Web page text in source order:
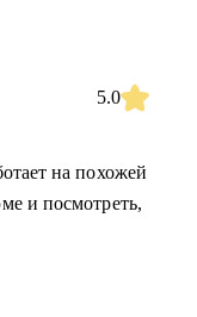
5.0
на похожей
и посмотреть,